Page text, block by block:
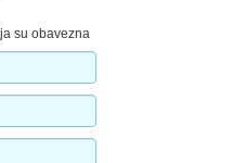
su obavezna